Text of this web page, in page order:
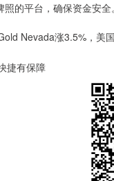
的平台，确保资金安全。
Nevada涨3.5%，美
捷有保障